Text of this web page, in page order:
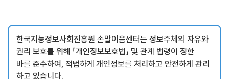
메뉴 열기
한국지능정보사회진흥원 손말이음센터는 정보주체의 자유와
권리 보호를 위해 「개인정보보호법」 및 관계 법령이 정한
바를 준수하여, 적법하게 개인정보를 처리하고 안전하게 관리
하고 있습니다.